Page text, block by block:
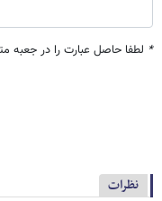
* لطفا حاصل عبارت را در جعبه
نظرات